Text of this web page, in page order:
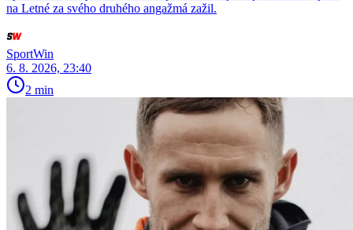
na Letné za svého druhého angažmá zažil.
SportWin
6. 8. 2026, 23:40
2 min